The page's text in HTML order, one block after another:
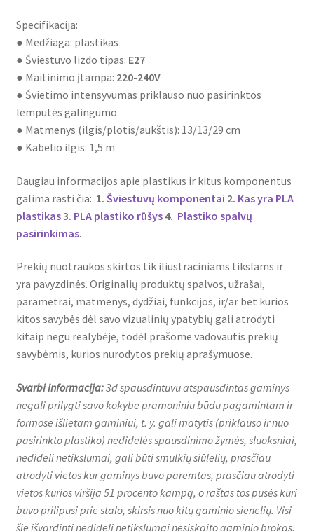
Specifikacija:
● Medžiaga: plastikas
● Šviestuvo lizdo tipas: E27
● Maitinimo įtampa: 220-240V
● Švietimo intensyvumas priklauso nuo pasirinktos
lemputės galingumo
● Matmenys (ilgis/plotis/aukštis): 13/13/29 cm
● Kabelio ilgis: 1,5 m
Daugiau informacijos apie plastikus ir kitus komponentus
galima rasti čia: 1. Šviestuvų komponentai 2. Kas yra PLA
plastikas3. PLA plastiko rūšys4. Plastiko spalvų
pasirinkimas.
Prekių nuotraukos skirtos tik iliustraciniams tikslams ir
yra pavyzdinės. Originalių produktų spalvos, užrašai,
parametrai, matmenys, dydžiai, funkcijos, ir/ar bet kurios
kitos savybės dėl savo vizualinių ypatybių gali atrodyti
kitaip negu realybėje, todėl prašome vadovautis prekių
savybėmis, kurios nurodytos prekių aprašymuose.
Svarbi informacija:3d spausdintuvu atspausdintas gaminys
negali prilygti savo kokybe pramoniniu būdu pagamintam ir
formose išlietam gaminiui, t. y. gali matytis (priklauso ir nuo
pasirinkto plastiko) nedidelės spausdinimo žymės, sluoksniai,
nedideli netikslumai, gali būti smulkių siūlelių, prasčiau
atrodyti vietos kur gaminys buvo paremtas, prasčiau atrodyti
vietos kurios viršija 51 procento kampą, o raštas tos pusės kuri
buvo prilipusi prie stalo, skirsis nuo kitų gaminio sienelių. Visi
šie išvardinti nedideli netikslumai nesiskaito gaminio brokas,